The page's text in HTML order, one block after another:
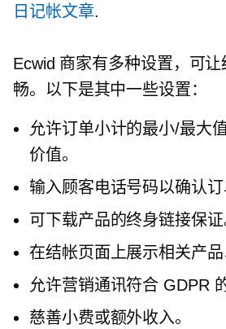
日记帐文章.
Ecwid 商家有多种设置，可
畅。以下是其中一些设置：
允许订单小计的最小/最大
价值。
输入顾客电话号码以确认订
可下载产品的终身链接保证
在结帐页面上展示相关产品
允许营销通讯符合 GDPR
慈善小费或额外收入。